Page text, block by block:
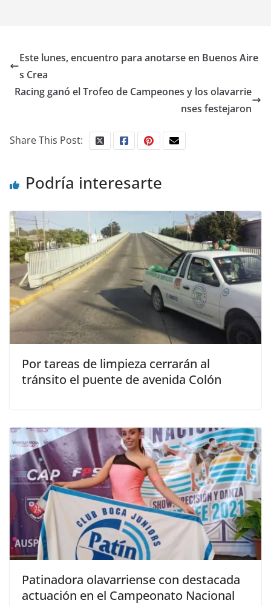
Este lunes, encuentro para anotarse en Buenos Aire
s Crea
Racing ganó el Trofeo de Campeones y los olavarrie
nses festejaron
Share This Post:
Podría interesarte
Por tareas de limpieza cerrarán al
tránsito el puente de avenida Colón
Patinadora olavarriense con destacada
actuación en el Campeonato Nacional